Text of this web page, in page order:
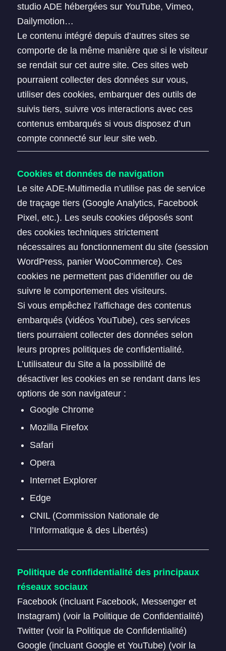
studio ADE hébergées sur YouTube, Vimeo,
Dailymotion…
Le contenu intégré depuis d’autres sites se
comporte de la même manière que si le visiteur
se rendait sur cet autre site. Ces sites web
pourraient collecter des données sur vous,
utiliser des cookies, embarquer des outils de
suivis tiers, suivre vos interactions avec ces
contenus embarqués si vous disposez d’un
compte connecté sur leur site web.
Cookies et données de navigation
Le site ADE-Multimedia n’utilise pas de service
de traçage tiers (Google Analytics, Facebook
Pixel, etc.). Les seuls cookies déposés sont
des cookies techniques strictement
nécessaires au fonctionnement du site (session
WordPress, panier WooCommerce). Ces
cookies ne permettent pas d’identifier ou de
suivre le comportement des visiteurs.
Si vous empêchez l’affichage des contenus
embarqués (vidéos YouTube), ces services
tiers pourraient collecter des données selon
leurs propres politiques de confidentialité.
L’utilisateur du Site a la possibilité de
désactiver les cookies en se rendant dans les
options de son navigateur :
Google Chrome
Mozilla Firefox
Safari
Opera
Internet Explorer
Edge
CNIL (Commission Nationale de
l’Informatique & des Libertés)
Politique de confidentialité des principaux
réseaux sociaux
Facebook (incluant Facebook, Messenger et
Instagram) (voir la Politique de Confidentialité)
Twitter (voir la Politique de Confidentialité)
Google (incluant Google et YouTube) (voir la